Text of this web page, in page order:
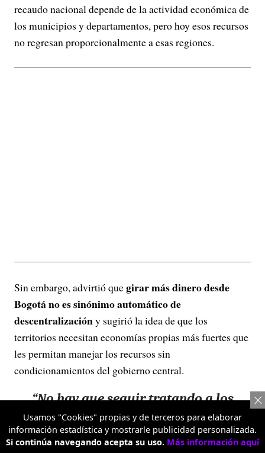
recaudo nacional depende de la actividad económica de
los municipios y departamentos, pero hoy esos recursos
no regresan proporcionalmente a esas regiones.
Sin embargo, advirtió quegirar más dinero desde
Bogotá no es sinónimo automático de
descentralizacióny sugirió la idea de que los
territorios necesitan economías propias más fuertes que
les permitan manejar los recursos sin
condicionamientos del gobierno central.
“No hay que seguir tratando a los
territorios de Colombia como si fueran
menores de edad y papá Bogotá, que
cree sabérselas todas y es el que
Usamos "Cookies" propias y de terceros para elaborar
información estadística y mostrarle publicidad personalizada.
Si continúa navegando acepta su uso. Más información aquí